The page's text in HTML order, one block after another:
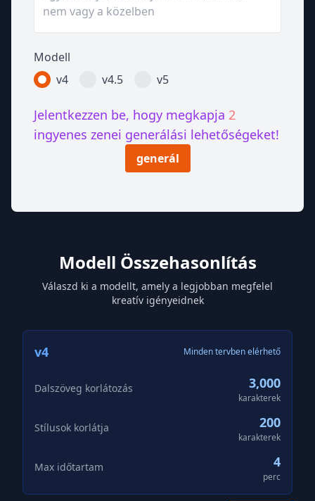
Modell
v4
v4.5 v5
Jelentkezzen be, hogy megkapja 2
ingyenes zenei generálási lehetőségeket!
generál
Modell Összehasonlítás
Válaszd ki a modellt, amely a legjobban megfelel
kreatív igényeidnek
v4 Minden tervben elérhető
Dalszöveg korlátozás 3,000
karakterek
Stílusok korlátja 200
karakterek
Max időtartam 4
perc